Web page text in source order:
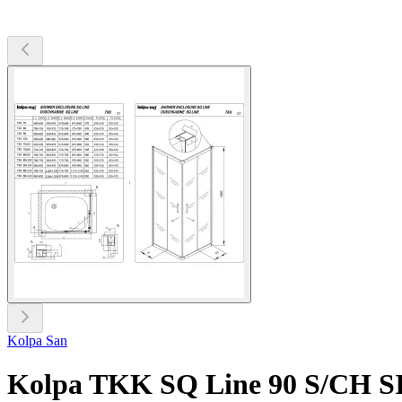
Kolpa San
Kolpa TKK SQ Line 90 S/CH